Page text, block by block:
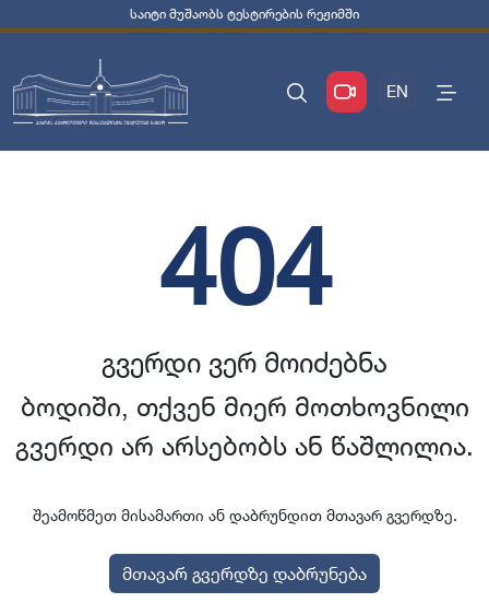
საიტი მუშაობს ტესტირების რეჟიმში
EN
404
გვერდი ვერ მოიძებნა
ბოდიში, თქვენ მიერ მოთხოვნილი
გვერდი არ არსებობს ან წაშლილია.
შეამოწმეთ მისამართი ან დაბრუნდით მთავარ გვერდზე.
მთავარ გვერდზე დაბრუნება